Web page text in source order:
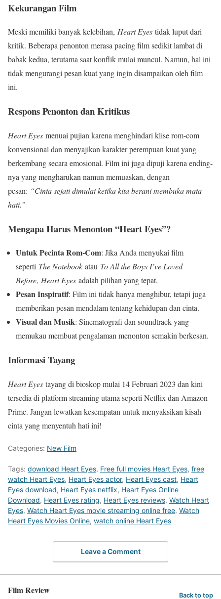
Kekurangan Film
Meski memiliki banyak kelebihan, Heart Eyes tidak luput dari
kritik. Beberapa penonton merasa pacing film sedikit lambat di
babak kedua, terutama saat konflik mulai muncul. Namun, hal ini
tidak mengurangi pesan kuat yang ingin disampaikan oleh film
ini.
Respons Penonton dan Kritikus
Heart Eyes menuai pujian karena menghindari klise rom-com
konvensional dan menyajikan karakter perempuan kuat yang
berkembang secara emosional. Film ini juga dipuji karena ending-
nya yang mengharukan namun memuaskan, dengan
pesan: “Cinta sejati dimulai ketika kita berani membuka mata
hati.”
Mengapa Harus Menonton “Heart Eyes”?
Untuk Pecinta Rom-Com: Jika Anda menyukai film
seperti The Notebook atau To All the Boys I’ve Loved
Before, Heart Eyes adalah pilihan yang tepat.
Pesan Inspiratif: Film ini tidak hanya menghibur, tetapi juga
memberikan pesan mendalam tentang kehidupan dan cinta.
Visual dan Musik: Sinematografi dan soundtrack yang
memukau membuat pengalaman menonton semakin berkesan.
Informasi Tayang
Heart Eyes tayang di bioskop mulai 14 Februari 2023 dan kini
tersedia di platform streaming utama seperti Netflix dan Amazon
Prime. Jangan lewatkan kesempatan untuk menyaksikan kisah
cinta yang menyentuh hati ini!
Categories: New Film
Tags: download Heart Eyes, Free full movies Heart Eyes, free
watch Heart Eyes, Heart Eyes actor, Heart Eyes cast, Heart
Eyes download, Heart Eyes netflix, Heart Eyes Online
Download, Heart Eyes rating, Heart Eyes reviews, Watch Heart
Eyes, Watch Heart Eyes movie streaming online free, Watch
Heart Eyes Movies Online, watch online Heart Eyes
Leave a Comment
Film Review Back to top